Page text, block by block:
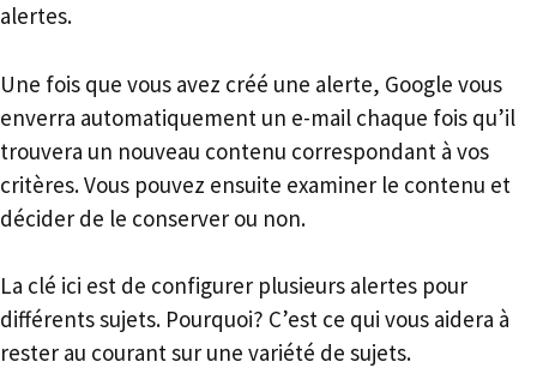
alertes.
Une fois que vous avez créé une alerte, Google vous
enverra automatiquement un e-mail chaque fois qu’il
trouvera un nouveau contenu correspondant à vos
critères. Vous pouvez ensuite examiner le contenu et
décider de le conserver ou non.
La clé ici est de configurer plusieurs alertes pour
différents sujets. Pourquoi? C’est ce qui vous aidera à
rester au courant sur une variété de sujets.